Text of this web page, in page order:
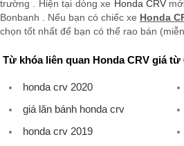
trường . Hiện tại dòng xe Honda CRV
Bonbanh . Nếu bạn có chiếc xe Honda
chọn tốt nhất để bạn có thể rao bán
Từ khóa liên quan Honda CRV giá từ
honda crv 2020
giá lăn bánh honda crv
honda crv 2019